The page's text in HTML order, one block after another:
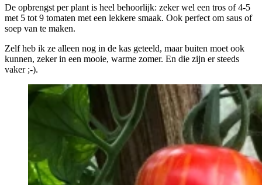
De opbrengst per plant is heel behoorlijk: zeker wel een tros of 4-5
met 5 tot 9 tomaten met een lekkere smaak. Ook perfect om saus of
soep van te maken.
Zelf heb ik ze alleen nog in de kas geteeld, maar buiten moet ook
kunnen, zeker in een mooie, warme zomer. En die zijn er steeds
vaker ;-).